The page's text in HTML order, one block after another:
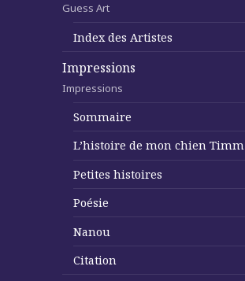
Guess Art
Index des Artistes
Impressions
Impressions
Sommaire
L’histoire de mon chien Timm
Petites histoires
Poésie
Nanou
Citation